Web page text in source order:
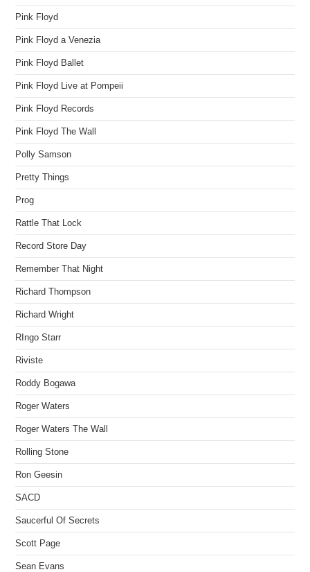
Pink Floyd
Pink Floyd a Venezia
Pink Floyd Ballet
Pink Floyd Live at Pompeii
Pink Floyd Records
Pink Floyd The Wall
Polly Samson
Pretty Things
Prog
Rattle That Lock
Record Store Day
Remember That Night
Richard Thompson
Richard Wright
RIngo Starr
Riviste
Roddy Bogawa
Roger Waters
Roger Waters The Wall
Rolling Stone
Ron Geesin
SACD
Saucerful Of Secrets
Scott Page
Sean Evans